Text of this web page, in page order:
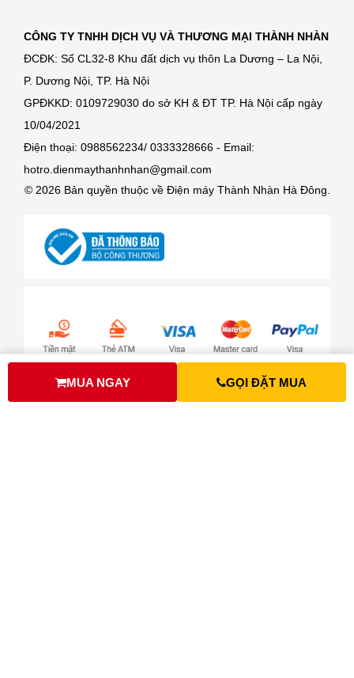
MUA NGAY GỌI ĐẶT MUA
CÔNG TY TNHH DỊCH VỤ VÀ THƯƠNG MẠI THÀNH NHÀN
ĐCĐK: Số CL32-8 Khu đất dịch vụ thôn La Dương – La Nội,
P. Dương Nội, TP. Hà Nội
GPĐKKD: 0109729030 do sở KH & ĐT TP. Hà Nội cấp ngày
10/04/2021
Điện thoại: 0988562234/ 0333328666 - Email:
hotro.dienmaythanhnhan@gmail.com
© 2026 Bản quyền thuộc về Điện máy Thành Nhàn Hà Đông.